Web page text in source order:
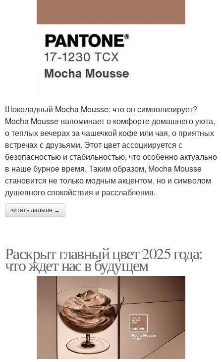
Шоколадный Mocha Mousse: что он символизирует?
Mocha Mousse напоминает о комфорте домашнего уюта,
о теплых вечерах за чашечкой кофе или чая, о приятных
встречах с друзьями. Этот цвет ассоциируется с
безопасностью и стабильностью, что особенно актуально
в наше бурное время. Таким образом, Mocha Mousse
становится не только модным акцентом, но и символом
душевного спокойствия и расслабления.
читать дальше →
Раскрыт главный цвет 2025 года:
что ждет нас в будущем